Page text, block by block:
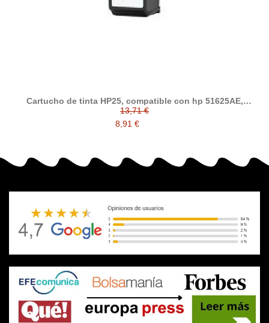
Cartucho de tinta HP25, compatible con hp 51625AE,
tricolor
13,71 €
8,91 €